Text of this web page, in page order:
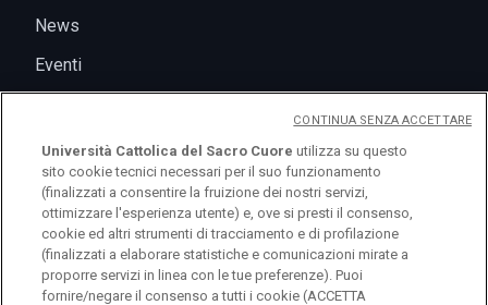
News
Eventi
logo UC
Università Cattolica del Sacro Cuore utilizza su questo
sito cookie tecnici necessari per il suo funzionamento
(finalizzati a consentire la fruizione dei nostri servizi,
ottimizzare l'esperienza utente) e, ove si presti il consenso,
cookie ed altri strumenti di tracciamento e di profilazione
(finalizzati a elaborare statistiche e comunicazioni mirate a
proporre servizi in linea con le tue preferenze). Puoi
fornire/negare il consenso a tutti i cookie (ACCETTA
CONTINUA SENZA ACCETTARE